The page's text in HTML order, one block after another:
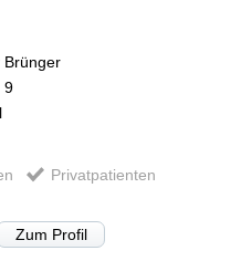
Brünger
9
Privatpatienten
Zum Profil